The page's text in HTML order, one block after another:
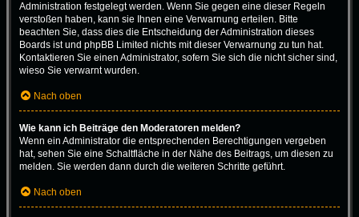
Administration festgelegt werden. Wenn Sie gegen eine dieser Regeln
verstoßen haben, kann sie Ihnen eine Verwarnung erteilen. Bitte
beachten Sie, dass dies die Entscheidung der Administration dieses
Boards ist und phpBB Limited nichts mit dieser Verwarnung zu tun hat.
Kontaktieren Sie einen Administrator, sofern Sie sich die nicht sicher sind,
wieso Sie verwarnt wurden.
Nach oben
Wie kann ich Beiträge den Moderatoren melden?
Wenn ein Administrator die entsprechenden Berechtigungen vergeben
hat, sehen Sie eine Schaltfläche in der Nähe des Beitrags, um diesen zu
melden. Sie werden dann durch die weiteren Schritte geführt.
Nach oben